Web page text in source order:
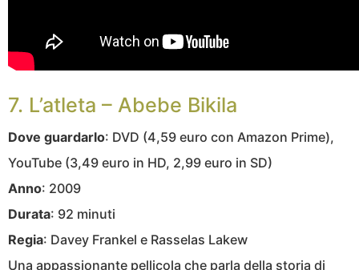
7. L’atleta – Abebe Bikila
Dove guardarlo: DVD (4,59 euro con Amazon Prime),
YouTube (3,49 euro in HD, 2,99 euro in SD)
Anno: 2009
Durata: 92 minuti
Regia: Davey Frankel e Rasselas Lakew
Una appassionante pellicola che parla della storia di